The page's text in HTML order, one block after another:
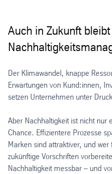
Auch in Zukunft bleibt
Der Klimawandel, knappe
Erwartungen von Kund:innen,
setzen Unternehmen unter
Aber Nachhaltigkeit ist nicht nur
Chance. Effizientere Prozesse
Marken sind attraktiver, und
zukünftige Vorschriften
Nachhaltigkeit messbar – und